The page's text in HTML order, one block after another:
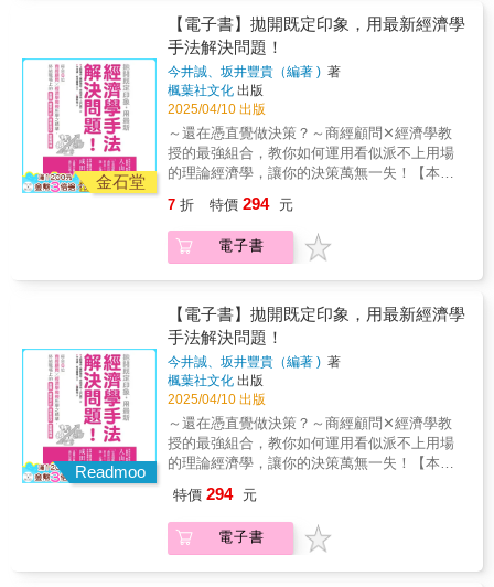
的報酬，而僅是維持你「勞動力再生產」所需
的費用！────（請見本書P.75）讀者好評推薦
─── 「因為寫論文的關係，近期讀
了很多相關資料，這本是我覺得在解說《資本
論》的書中整理得最好的一本。 原本擔心
漫畫的部分會稀釋太多理論的原意，造成誤
解，但漫畫的比例其實偏少，精華都在漫畫之
後的圖文解說中，兩者搭配得不錯。漫畫的結
些理論的脈絡過於簡化，但理解上不至於有問
題，而且每頁還附有原典的章節對照和名詞解
釋。以入門書來說，內容對得起它的書價，五
星奉上！」──高年級研究生
的方向和希望。這是一本關於我們這個時代最
緊迫議題的必讀之書。 ◆ 關於貨幣：雖然我們
將貨幣視為政府發行的紙幣，但事實是，當今
絕大多數貨幣是私人銀行創造的信貸。 ◆ 關於
房價：住房越來越難獲得的原因，是我們在政
策中沒有找到將房屋與土地分開的方法。 ◆ 關
於全球化：全球化遠非由一股神秘力量形塑而
成，而是某些國家和貨幣為了自己的利益主導
得一讀 本書適合所有關心經濟議題和社會正義
的讀者。無論你是學生、學者、政策制定者還
是普通民眾，本書都將幫助你更清晰地理解我
們所面臨的經濟挑戰，並啟發你思考如何創造
一個更加公平、可持續的未來。 ★☆★☆★ ▎
關注推薦 劉瑞華｜清華大學經濟學系教授 余朝
恩｜清華大學經濟學系副教授 林宗弘｜中央研
究院社會學研究所研究員 林韋地｜季風帶文化
創辦人 孫明德｜台灣經濟研究院景氣預測中心
主任 黃益中｜公民教師、居住正義協會理事長
瓦 基｜「閱讀前哨站」站長 蘇書平｜先行智
庫執行長 NeKo嗚喵｜youtuber說書人 ▎好評讚
譽 莫蘭對我們自身所處的位置深思熟慮，同時
提供敏銳的洞察，鼓勵我們以不同的方式看待
世界，並試著思考有沒有其他的可能性。 ── 記
者、《我的囚租人生》作者，吉蘭‧葉慈
（Kieran Yates） 誇張的讚！嚴肅而引人入
勝……對現代經濟的有力批判，以及我們如何
為經濟學家卡哈・莫蘭反思經濟學不該只是模
型和脫離民生的政策，許多社會問題正是經濟
問題：不平等的土地所有權使房價越趨失控、
信用額度的交易模式極不利於特定族群。明明
物價飛漲，政府卻說穩定控制通貨膨脹？莫蘭
重探與生活息息相關的七大經濟議題，進一步
提出經濟民主化和優化福利制以面對當下的挑
戰。 ◆ 為什麼有這麼多億萬富翁？ ◆ 誰能攀
上財富的階梯？ ◆ 貧困真的在改善嗎？ ◆ 住
房市場究竟發生了什麼事？ ◆ 貨幣從何而
球經濟為何崩潰？ ▎如何打造一個更公平的未
來 本書以清晰易懂的語言和生動的例子，為讀
者揭示了現代經濟的複雜性和挑戰。作者不僅
的方向和希望。這是一本關於我們這個時代最
緊迫議題的必讀之書。 ◆ 關於貨幣：雖然我們
將貨幣視為政府發行的紙幣，但事實是，當今
絕大多數貨幣是私人銀行創造的信貸。 ◆ 關於
房價：住房越來越難獲得的原因，是我們在政
策中沒有找到將房屋與土地分開的方法。 ◆ 關
於全球化：全球化遠非由一股神秘力量形塑而
成，而是某些國家和貨幣為了自己的利益主導
得一讀 本書適合所有關心經濟議題和社會正義
是普通民眾，本書都將幫助你更清晰地理解我
們所面臨的經濟挑戰，並啟發你思考如何創造
一個更加公平、可持續的未來。 ★☆★☆★ ▎
金石堂
【電子書】拋開既定印象，用最新經濟學
手法解決問題！
今井誠、坂井豐貴（編著 ) 著
楓葉社文化 出版
2025/04/10 出版
～還在憑直覺做決策？～商經顧問✕經濟學教
授的最強組合，教你如何運用看似派不上用場
的理論經濟學，讓你的決策萬無一失！【本書
不知的經濟學技巧！◎精準數據分析與最新經
濟學理論，全面提升企業決策效率與競爭力！
◎具體案例說明，手把手教你活用商業經濟
滿足複雜的市場需求時，就讓本書《拋開既定
印象，用最新經濟學手法解決問題！》為你帶
來全新的解決方案！★數據驅動決策勝過直覺
科學的數據分析能夠揭示市場潛在資訊，幫助
企業做出更精準的決策，避免僅憑經驗而走
偏。★正確的訂價策略決定利潤透過需求分析
與模型預測，找到平衡價格與銷售量的最佳
點，從而實現利潤的持續增長。★市場設計打
造雙贏局面妥善運用拍賣機制，創造公平透明
的交易環境，提升市場運作效率。★數據行銷
定針對性行銷策略，提高品牌曝光與客戶轉換
率。★ESG為企業帶來永續競爭優勢將環境、
社會與治理理念融入企業戰略，不僅符合全球
7 折 特價 294 元
電子書
Readmoo
【電子書】拋開既定印象，用最新經濟學
手法解決問題！
今井誠、坂井豐貴（編著 ) 著
楓葉社文化 出版
2025/04/10 出版
～還在憑直覺做決策？～商經顧問✕經濟學教
授的最強組合，教你如何運用看似派不上用場
的理論經濟學，讓你的決策萬無一失！【本書
不知的經濟學技巧！◎精準數據分析與最新經
濟學理論，全面提升企業決策效率與競爭力！
◎具體案例說明，手把手教你活用商業經濟
特價 294 元
電子書